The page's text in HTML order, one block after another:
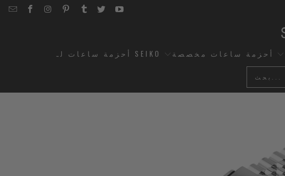
EMAILSTRAPCODE
STRAPCODE
STRAPCODE
STRAPCODE
STRAPCODE
TWITTER
STRAPCODE
YOUTUBE
أحزمة ساعات لـ SEIKO أحزمة ساعات مخصصة